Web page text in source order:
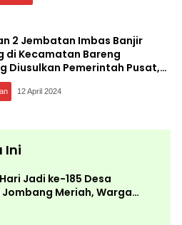
2 Jembatan Imbas Banjir
di Kecamatan Bareng
Diusulkan Pemerintah Pusat,
12 April 2024
Ini
Jadi ke-185 Desa
Meriah, Warga
Padati Karnaval Budaya